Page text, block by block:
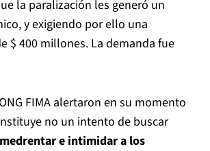
la paralización les generó un
y exigiendo por ello una
$ 400 millones. La demanda fue
FIMA alertaron en su momento
no un intento de buscar
e intimidar a los